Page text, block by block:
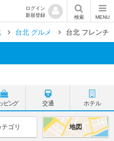
ログイン
新規登録
検索 MENU
台北 グルメ 台北 フレンチ
ピング 交通 ホテル
テゴリ 地図